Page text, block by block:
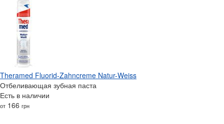
Theramed Fluorid-Zahncreme Natur-Weiss
Отбеливающая зубная паста
Есть в наличии
от 166 грн